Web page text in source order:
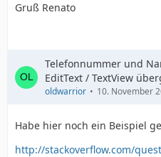
Gruß Renato
Telefonnummer und
EditText / TextView
oldwarrior 10. November
Habe hier noch ein Beispiel
http://stackoverflow.com/